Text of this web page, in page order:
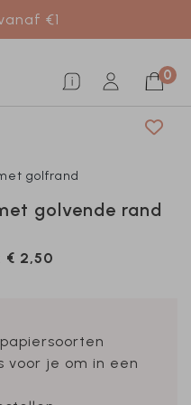
€1
0
golfrand
golvende rand
€ 2,50
voor je om in een